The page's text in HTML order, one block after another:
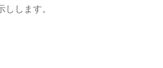
します。